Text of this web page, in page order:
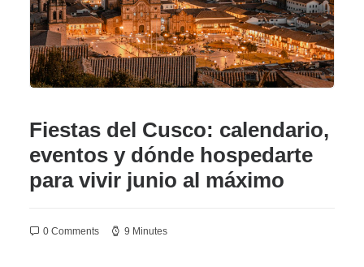
Fiestas del Cusco: calendario,
eventos y dónde hospedarte
para vivir junio al máximo
0 Comments 9 Minutes